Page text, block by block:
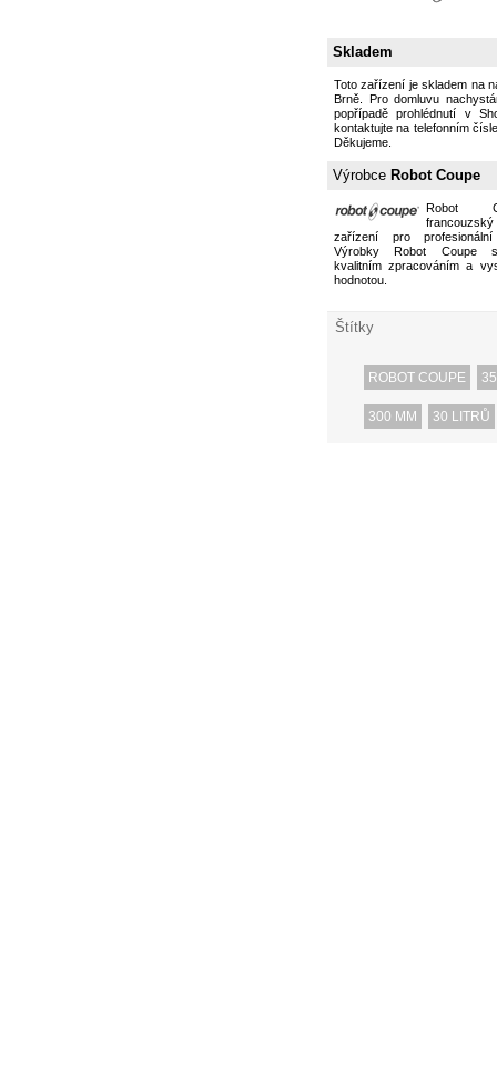
Skladem
Toto zařízení je skladem na
Brně. Pro domluvu
popřípadě prohlédnutí v
kontaktujte na telefonním
Děkujeme.
Výrobce Robot Coupe
Robot
zařízení pro profesionální
Výrobky Robot Coupe
kvalitním zpracováním a
hodnotou.
Štítky
ROBOT COUPE
300 MM 30 LITRŮ